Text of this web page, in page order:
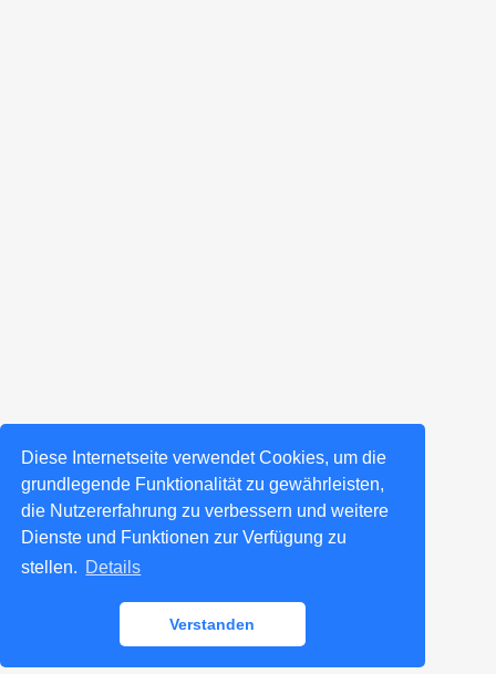
Diese Internetseite verwendet Cookies, um die
grundlegende Funktionalität zu gewährleisten,
die Nutzererfahrung zu verbessern und weitere
Dienste und Funktionen zur Verfügung zu
stellen. Details
Verstanden